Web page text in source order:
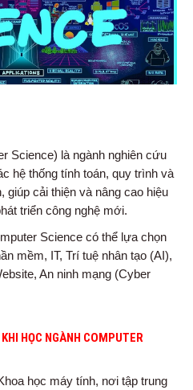
Science) là ngành nghiên cứu
hệ thống tính toán, quy trình và
giúp cải thiện và nâng cao hiệu
triển công nghệ mới.
Science có thể lựa chọn
mềm, IT, Trí tuệ nhân tạo (AI),
An ninh mạng (Cyber
HỌC NGÀNH COMPUTER
học máy tính, nơi tập trung